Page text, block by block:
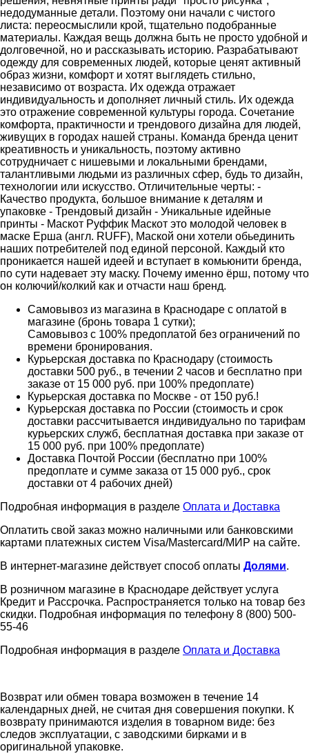
недодуманные детали. Поэтому они начали с чистого
листа: переосмыслили крой, тщательно подобранные
материалы. Каждая вещь должна быть не просто удобной и
долговечной, но и рассказывать историю. Разрабатывают
одежду для современных людей, которые ценят активный
образ жизни, комфорт и хотят выглядеть стильно,
независимо от возраста. Их одежда отражает
индивидуальность и дополняет личный стиль. Их одежда
это отражение современной культуры города. Сочетание
комфорта, практичности и трендового дизайна для людей,
живущих в городах нашей страны. Команда бренда ценит
креативность и уникальность, поэтому активно
сотрудничает с нишевыми и локальными брендами,
талантливыми людьми из различных сфер, будь то дизайн,
технологии или искусство. Отличительные черты: -
Качество продукта, большое внимание к деталям и
упаковке - Трендовый дизайн - Уникальные идейные
принты - Маскот Руффик Маскот это молодой человек в
маске Ерша (англ. RUFF), Маской они хотели обьединить
наших потребителей под единой персоной. Каждый кто
проникается нашей идеей и вступает в комьюнити бренда,
по сути надевает эту маску. Почему именно ёрш, потому что
он колючий/колкий как и отчасти наш бренд.
Самовывоз из магазина в Краснодаре с оплатой в
магазине (бронь товара 1 сутки);
Самовывоз с 100% предоплатой без ограничений по
времени бронирования.
Курьерская доставка по Краснодару (стоимость
доставки 500 руб., в течении 2 часов и бесплатно при
заказе от 15 000 руб. при 100% предоплате)
Курьерская доставка по Москве - от 150 руб.!
Курьерская доставка по России (стоимость и срок
доставки рассчитывается индивидуально по тарифам
курьерских служб, бесплатная доставка при заказе от
15 000 руб. при 100% предоплате)
Доставка Почтой России (бесплатно при 100%
предоплате и сумме заказа от 15 000 руб., срок
доставки от 4 рабочих дней)
Подробная информация в разделе Оплата и Доставка
Оплатить свой заказ можно наличными или банковскими
картами платежных систем Visa/Mastercard/МИР на сайте.
В интернет-магазине действует способ оплаты Долями.
В розничном магазине в Краснодаре действует услуга
Кредит и Рассрочка. Распространяется только на товар без
скидки. Подробная информация по телефону 8 (800) 500-
55-46
Подробная информация в разделе Оплата и Доставка
Возврат или обмен товара возможен в течение 14
календарных дней, не считая дня совершения покупки. К
возврату принимаются изделия в товарном виде: без
следов эксплуатации, с заводскими бирками и в
оригинальной упаковке.